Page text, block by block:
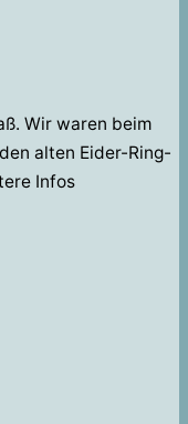
Wir waren beim
alten Eider-Ring-
Infos